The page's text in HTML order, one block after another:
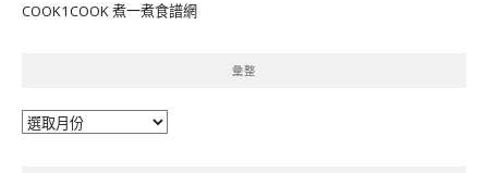
COOK1COOK 煮一煮食譜網
彙整
彙